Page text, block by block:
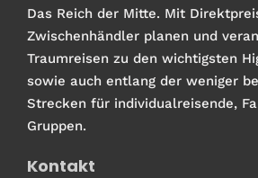
Das Reich der Mitte. Mit
Zwischenhändler planen und
Traumreisen zu den wichtigsten
sowie auch entlang der weniger
Strecken für individualreisende,
Gruppen.
Kontakt